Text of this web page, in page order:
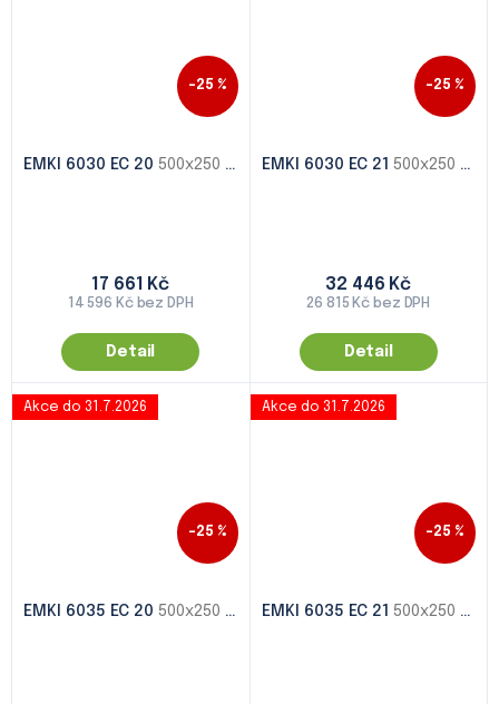
–25 %
EMKI 6030 EC 20 500x250 - 1000x500
14 596 Kč bez DPH
17 661 Kč
Detail
–25 %
EMKI 6030 EC 21 500x250 - 1000x500
26 815 Kč bez DPH
32 446 Kč
Detail
Akce do 31.7.2026
–25 %
EMKI 6035 EC 20 500x250 - 1000x500
Akce do 31.7.2026
–25 %
EMKI 6035 EC 21 500x250 - 1000x500